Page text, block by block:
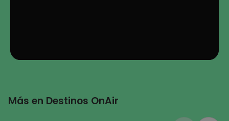
Más en Destinos OnAir